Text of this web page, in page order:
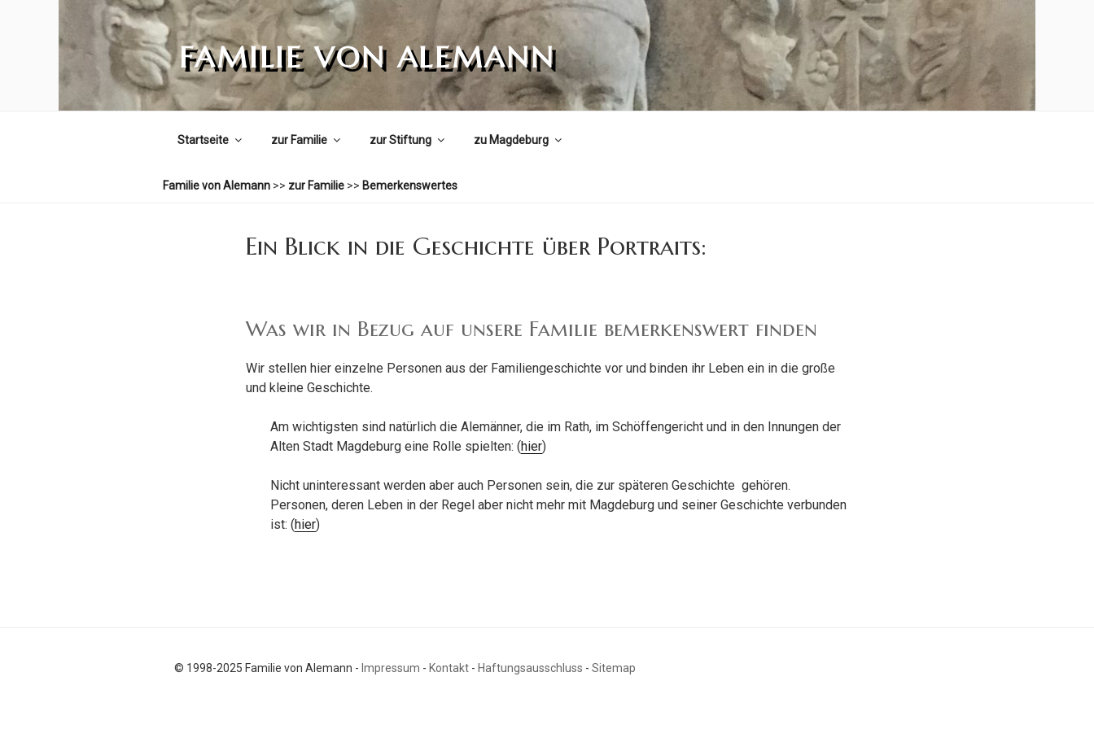
FAMILIE VON ALEMANN
Startseite zur Familie zur Stiftung zu Magdeburg
Familie von Alemann >> zur Familie >> Bemerkenswertes
Ein Blick in die Geschichte über Portraits:
Was wir in Bezug auf unsere Familie bemerkenswert finden
Wir stellen hier einzelne Personen aus der Familiengeschichte vor und binden ihr Leben ein in die große
und kleine Geschichte.
Am wichtigsten sind natürlich die Alemänner, die im Rath, im Schöffengericht und in den Innungen der
Alten Stadt Magdeburg eine Rolle spielten: (hier)
Nicht uninteressant werden aber auch Personen sein, die zur späteren Geschichte gehören.
Personen, deren Leben in der Regel aber nicht mehr mit Magdeburg und seiner Geschichte verbunden
ist: (hier)
© 1998-2025 Familie von Alemann - Impressum - Kontakt - Haftungsausschluss - Sitemap